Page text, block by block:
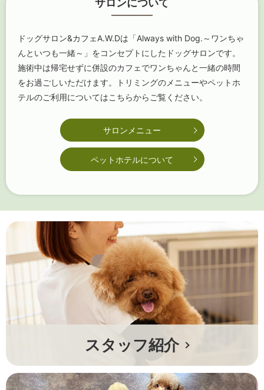
ドッグサロン&カフェA.W.Dは「Always with Dog.～ワンちゃ
んといつも一緒～」をコンセプトにしたドッグサロンです。
施術中は帰宅せずに併設のカフェでワンちゃんと一緒の時間
をお過ごしいただけます。トリミングのメニューやペットホ
テルのご利用についてはこちらからご覧ください。
サロンメニュー
ペットホテルについて
スタッフ紹介